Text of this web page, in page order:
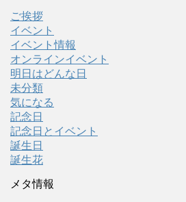
ご挨拶
イベント
イベント情報
オンラインイベント
明日はどんな日
未分類
気になる
記念日
記念日とイベント
誕生日
誕生花
メタ情報